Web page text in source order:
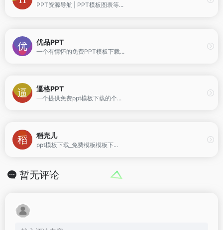
PPT资源导航 | PPT模板图表等...
优品PPT
一个有情怀的免费PPT模板下载...
逼格PPT
一个提供免费ppt模板下载的个...
稻壳儿
ppt模板下载_免费模板模板下...
暂无评论